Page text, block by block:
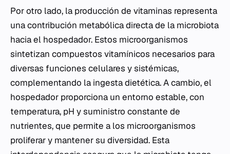
Por otro lado, la producción de vitaminas representa
una contribución metabólica directa de la microbiota
hacia el hospedador. Estos microorganismos
sintetizan compuestos vitamínicos necesarios para
diversas funciones celulares y sistémicas,
complementando la ingesta dietética. A cambio, el
hospedador proporciona un entorno estable, con
temperatura, pH y suministro constante de
nutrientes, que permite a los microorganismos
proliferar y mantener su diversidad. Esta